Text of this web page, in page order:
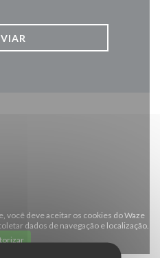
você deve aceitar os cookies do Waze
dados de navegação e localização.